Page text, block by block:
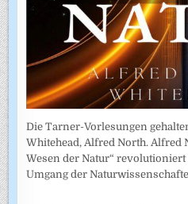
Die Tarner-Vorlesungen
Whitehead, Alfred North. Alfred
Wesen der Natur“
Umgang der